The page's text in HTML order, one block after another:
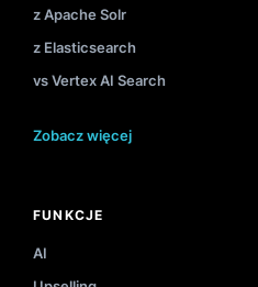
z Apache Solr
z Elasticsearch
vs Vertex AI Search
Zobacz więcej
FUNKCJE
AI